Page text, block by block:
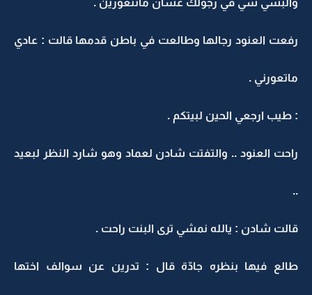
والبسي شي في رجولك عشان ماتتعورين .
رفعت العنود رجالها وطالعت في باطن قدمها قالت : عادي
ماتعورني .
: طيب ارجعي الحين لبيتكم .
راحت العنود .. والتفتت شادن لعماد وهو شارد النظر لبعيد
..
قالت شادن : يالله نمشي ترى البنت راحت .
طالع فيها بنظره جادّة قال : تدرين عن سوالف اختها